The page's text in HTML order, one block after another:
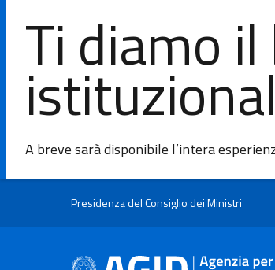
Ti diamo
A breve sarà disponibile l’intera
Presidenza del Consiglio dei Ministri